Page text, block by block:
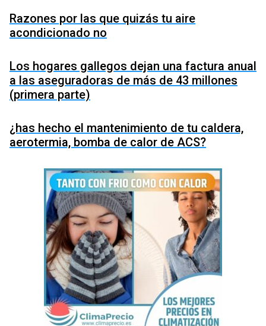
Razones por las que quizás tu aire
acondicionado no
Los hogares gallegos dejan una factura anual
a las aseguradoras de más de 43 millones
(primera parte)
¿has hecho el mantenimiento de tu caldera,
aerotermia, bomba de calor de ACS?